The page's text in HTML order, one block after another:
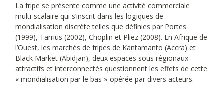
La fripe se présente comme une activité commerciale
multi-scalaire qui s’inscrit dans les logiques de
mondialisation discrète telles que définies par Portes
(1999), Tarrius (2002), Choplin et Pliez (2008). En Afrique de
l’Ouest, les marchés de fripes de Kantamanto (Accra) et
Black Market (Abidjan), deux espaces sous régionaux
attractifs et interconnectés questionnent les effets de cette
« mondialisation par le bas » opérée par divers acteurs.